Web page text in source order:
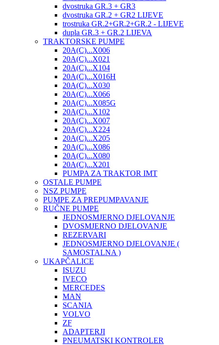
dvostruka GR.3 + GR3
dvostruka GR.2 + GR2 LIJEVE
trostruka GR.2+GR.2+GR.2 - LIJEVE
dupla GR.3 + GR.2 LIJEVA
TRAKTORSKE PUMPE
20A(C)...X006
20A(C)...X021
20A(C)...X104
20A(C)...X016H
20A(C)...X030
20A(C)...X066
20A(C)...X085G
20A(C)...X102
20A(C)...X007
20A(C)...X224
20A(C)...X205
20A(C)...X086
20A(C)...X080
20A(C)...X201
PUMPA ZA TRAKTOR IMT
OSTALE PUMPE
NSZ PUMPE
PUMPE ZA PREPUMPAVANJE
RUČNE PUMPE
JEDNOSMJERNO DJELOVANJE
DVOSMJERNO DJELOVANJE
REZERVARI
JEDNOSMJERNO DJELOVANJE (
SAMOSTALNA )
UKAPČALICE
ISUZU
IVECO
MERCEDES
MAN
SCANIA
VOLVO
ZF
ADAPTERJI
PNEUMATSKI KONTROLER